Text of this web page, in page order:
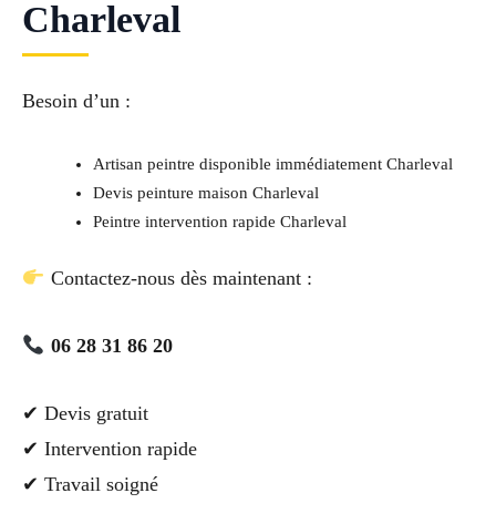
Charleval
Besoin d’un :
Artisan peintre disponible immédiatement Charleval
Devis peinture maison Charleval
Peintre intervention rapide Charleval
Contactez-nous dès maintenant :
06 28 31 86 20
✔ Devis gratuit
✔ Intervention rapide
✔ Travail soigné